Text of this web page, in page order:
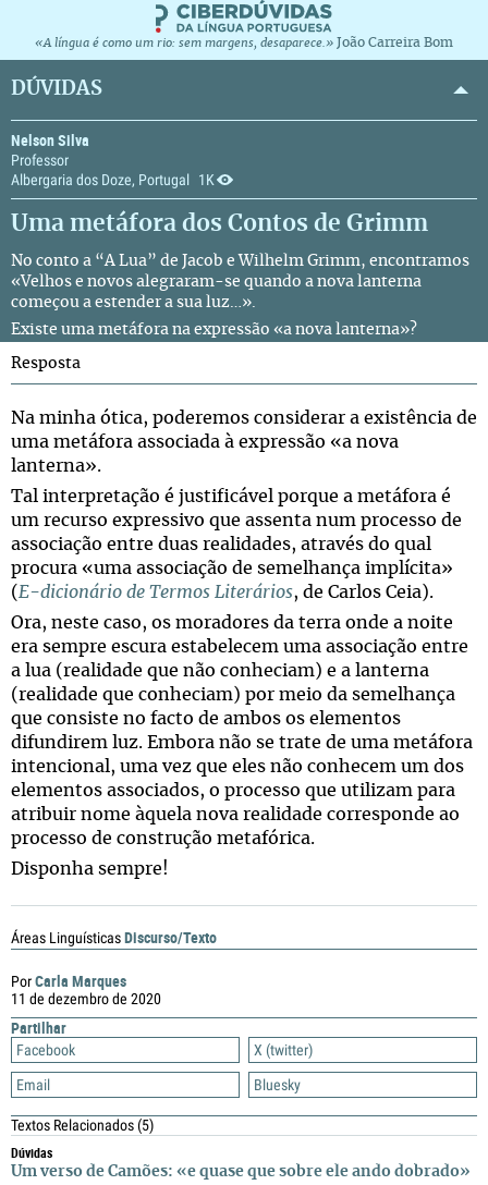
«A língua é como um rio: sem margens, desaparece.» João Carreira Bom
DÚVIDAS
Nelson Silva
Professor
Albergaria dos Doze, Portugal
1K
Uma metáfora dos Contos de Grimm
No conto a “A Lua” de Jacob e Wilhelm Grimm, encontramos
«Velhos e novos alegraram-se quando a nova lanterna
começou a estender a sua luz…».
Existe uma metáfora na expressão «a nova lanterna»?
PorCarla Marques
11 de dezembro de 2020
Partilhar
Facebook
X (twitter)
Email
Bluesky
Textos Relacionados(5)
Dúvidas
Um verso de Camões: «e quase que sobre ele ando dobrado»
Resposta
Na minha ótica, poderemos considerar a existência de
uma metáfora associada à expressão «a nova
lanterna».
Tal interpretação é justificável porque a metáfora é
um recurso expressivo que assenta num processo de
associação entre duas realidades, através do qual
procura «uma associação de semelhança implícita»
( E-dicionário de Termos Literários, de Carlos Ceia).
Ora, neste caso, os moradores da terra onde a noite
era sempre escura estabelecem uma associação entre
a lua (realidade que não conheciam) e a lanterna
(realidade que conheciam) por meio da semelhança
que consiste no facto de ambos os elementos
difundirem luz. Embora não se trate de uma metáfora
intencional, uma vez que eles não conhecem um dos
elementos associados, o processo que utilizam para
atribuir nome àquela nova realidade corresponde ao
processo de construção metafórica.
Disponha sempre!
Áreas LinguísticasDiscurso/Texto